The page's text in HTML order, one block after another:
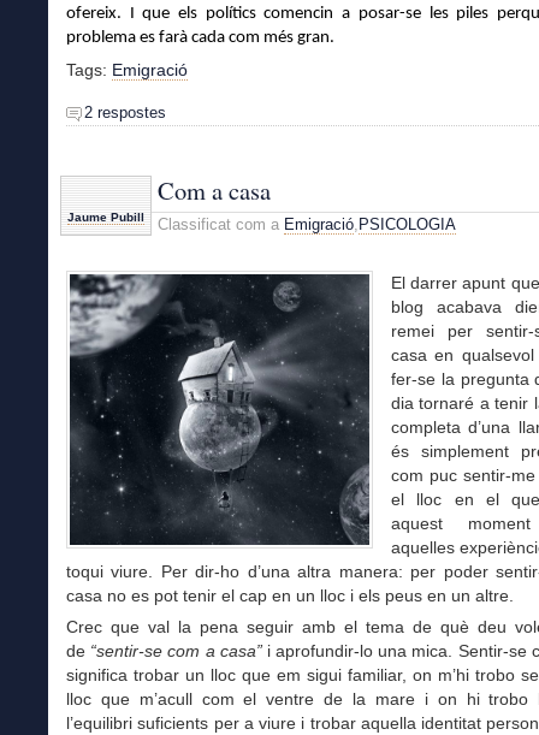
ofereix. I que els polítics comencin a posar-se les piles
problema es farà cada com més gran.
Tags: Emigració
2 respostes
Jaume Pubill
Com a casa
Classificat com a Emigració, PSICOLOGIA
El darrer apunt
blog acabava
remei per
casa en
fer-se la pregunta
dia tornaré a tenir
completa d’una
és simplement
com puc sentir-
el lloc en el
aquest
aquelles
toqui viure. Per dir-ho d’una altra manera: per poder
casa no es pot tenir el cap en un lloc i els peus en un altre.
Crec que val la pena seguir amb el tema de què deu
de “sentir-se com a casa”i aprofundir-lo una mica. Sentir-se
significa trobar un lloc que em sigui familiar, on m’hi trobo
lloc que m’acull com el ventre de la mare i on hi trobo
l’equilibri suficients per a viure i trobar aquella identitat